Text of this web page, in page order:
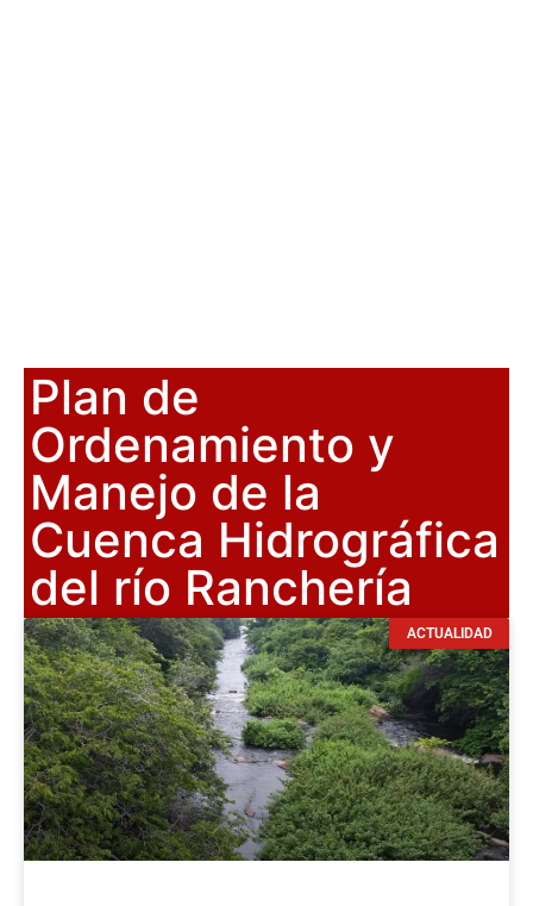
Plan de
Ordenamiento y
Manejo de la
Cuenca Hidrográfica
del río Ranchería
ACTUALIDAD